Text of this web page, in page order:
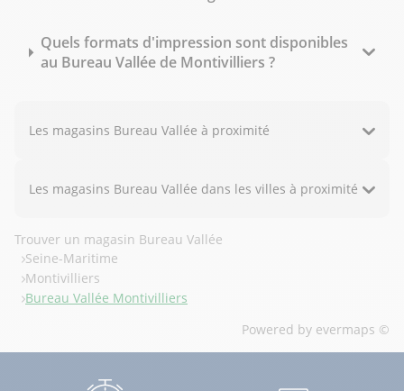
Quels formats d'impression sont disponibles
au Bureau Vallée de Montivilliers ?
Les magasins Bureau Vallée à proximité
Les magasins Bureau Vallée dans les villes à proximité
Trouver un magasin Bureau Vallée
Seine-Maritime
Montivilliers
Bureau Vallée Montivilliers
Powered by evermaps ©